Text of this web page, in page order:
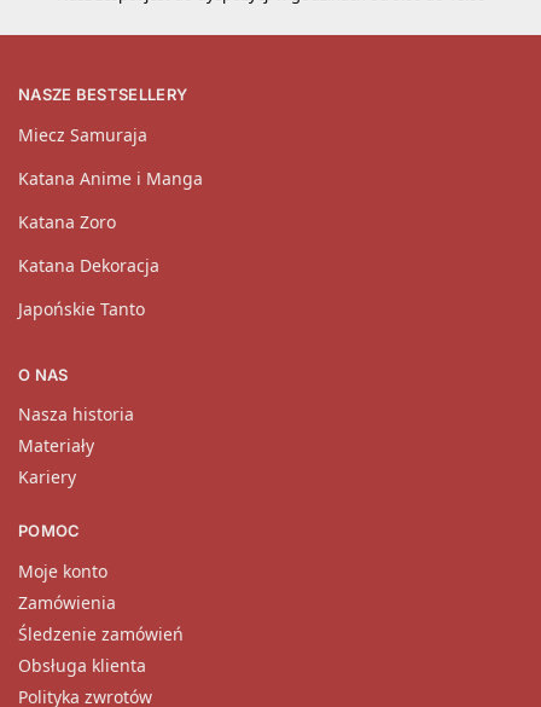
NASZE BESTSELLERY
Miecz Samuraja
Katana Anime i Manga
Katana Zoro
Katana Dekoracja
Japońskie Tanto
O NAS
Nasza historia
Materiały
Kariery
POMOC
Moje konto
Zamówienia
Śledzenie zamówień
Obsługa klienta
Polityka zwrotów